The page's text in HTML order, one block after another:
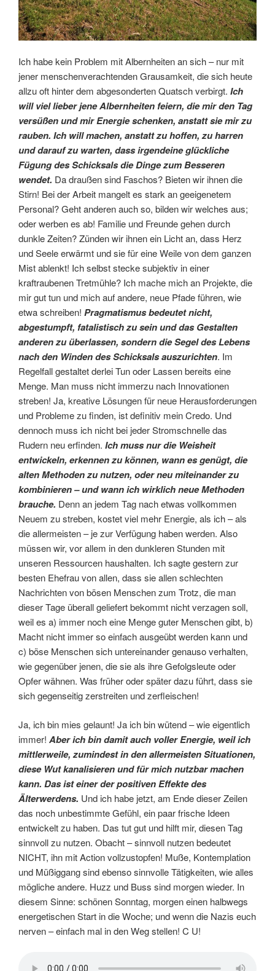
Ich habe kein Problem mit Albernheiten an sich – nur mit
jener menschenverachtenden Grausamkeit, die sich heute
allzu oft hinter dem abgesonderten Quatsch verbirgt. Ich
will viel lieber jene Albernheiten feiern, die mir den Tag
versüßen und mir Energie schenken, anstatt sie mir zu
rauben. Ich will machen, anstatt zu hoffen, zu harren
und darauf zu warten, dass irgendeine glückliche
Fügung des Schicksals die Dinge zum Besseren
wendet. Da draußen sind Faschos? Bieten wir ihnen die
Stirn! Bei der Arbeit mangelt es stark an geeigenetem
Personal? Geht anderen auch so, bilden wir welches aus;
oder werben es ab! Familie und Freunde gehen durch
dunkle Zeiten? Zünden wir ihnen ein Licht an, dass Herz
und Seele erwärmt und sie für eine Weile von dem ganzen
Mist ablenkt! Ich selbst stecke subjektiv in einer
kraftraubenen Tretmühle? Ich mache mich an Projekte, die
mir gut tun und mich auf andere, neue Pfade führen, wie
etwa schreiben! Pragmatismus bedeutet nicht,
abgestumpft, fatalistisch zu sein und das Gestalten
anderen zu überlassen, sondern die Segel des Lebens
nach den Winden des Schicksals auszurichten. Im
Regelfall gestaltet derlei Tun oder Lassen bereits eine
Menge. Man muss nicht immerzu nach Innovationen
streben! Ja, kreative Lösungen für neue Herausforderungen
und Probleme zu finden, ist definitiv mein Credo. Und
dennoch muss ich nicht bei jeder Stromschnelle das
Rudern neu erfinden. Ich muss nur die Weisheit
entwickeln, erkennen zu können, wann es genügt, die
alten Methoden zu nutzen, oder neu miteinander zu
kombinieren – und wann ich wirklich neue Methoden
brauche. Denn an jedem Tag nach etwas vollkommen
Neuem zu streben, kostet viel mehr Energie, als ich – als
die allermeisten – je zur Verfügung haben werden. Also
müssen wir, vor allem in den dunkleren Stunden mit
unseren Ressourcen haushalten. Ich sagte gestern zur
besten Ehefrau von allen, dass sie allen schlechten
Nachrichten von bösen Menschen zum Trotz, die man
dieser Tage überall geliefert bekommt nicht verzagen soll,
weil es a) immer noch eine Menge guter Menschen gibt, b)
Macht nicht immer so einfach ausgeübt werden kann und
c) böse Menschen sich untereinander genauso verhalten,
wie gegenüber jenen, die sie als ihre Gefolgsleute oder
Opfer wähnen. Was früher oder später dazu führt, dass sie
sich gegenseitig zerstreiten und zerfleischen!
Ja, ich bin mies gelaunt! Ja ich bin wütend – wie eigentlich
immer! Aber ich bin damit auch voller Energie, weil ich
mittlerweile, zumindest in den allermeisten Situationen,
diese Wut kanalisieren und für mich nutzbar machen
kann. Das ist einer der positiven Effekte des
Älterwerdens. Und ich habe jetzt, am Ende dieser Zeilen
das noch unbestimmte Gefühl, ein paar frische Ideen
entwickelt zu haben. Das tut gut und hilft mir, diesen Tag
sinnvoll zu nutzen. Obacht – sinnvoll nutzen bedeutet
NICHT, ihn mit Action vollzustopfen! Muße, Kontemplation
und Müßiggang sind ebenso sinnvolle Tätigkeiten, wie alles
mögliche andere. Huzz und Buss sind morgen wieder. In
diesem Sinne: schönen Sonntag, morgen einen halbwegs
energetischen Start in die Woche; und wenn die Nazis euch
nerven – einfach mal in den Weg stellen! C U!